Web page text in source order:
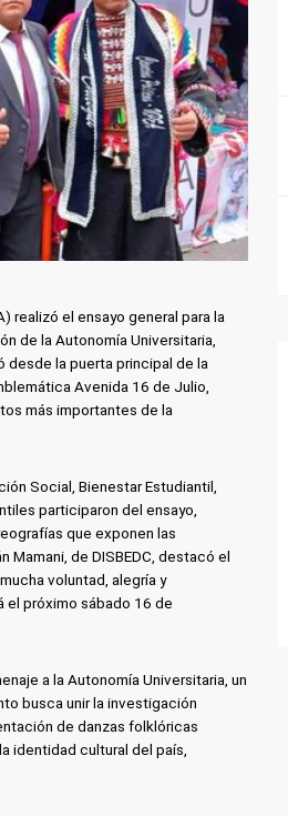
realizó el ensayo general para la
de la Autonomía Universitaria,
desde la puerta principal de la
Avenida 16 de Julio,
más importantes de la
Social, Bienestar Estudiantil,
participaron del ensayo,
que exponen las
de DISBEDC, destacó el
voluntad, alegría y
el próximo sábado 16 de
a la Autonomía Universitaria, un
busca unir la investigación
de danzas folklóricas
identidad cultural del país,